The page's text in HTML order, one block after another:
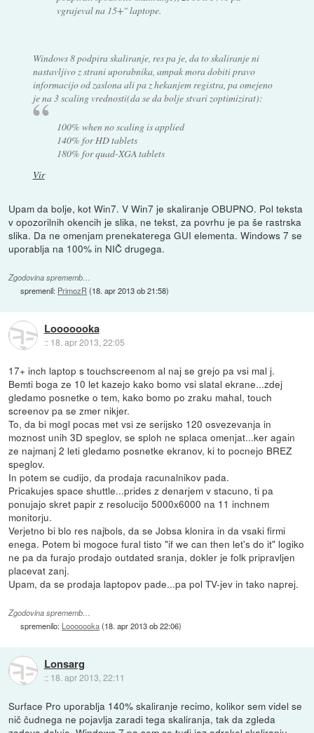
vgrajeval na 15+" laptope.
Windows 8 podpira skaliranje, res pa je, da to skaliranje ni
nastavljivo z strani uporabnika, ampak mora dobiti pravo
informacijo od zaslona ali pa z hekanjem registra, pa omejeno
je na 3 scaling vrednosti(da se da bolje stvari zoptimizirat):
100% when no scaling is applied
140% for HD tablets
180% for quad-XGA tablets
Vir
Upam da bolje, kot Win7. V Win7 je skaliranje OBUPNO. Pol teksta
v opozorilnih okencih je slika, ne tekst, za povrhu je pa še rastrska
slika. Da ne omenjam prenekaterega GUI elementa. Windows 7 se
uporablja na 100% in NIČ drugega.
Zgodovina sprememb…
spremenil: PrimozR (18. apr 2013 ob 21:58)
Looooooka
:: 18. apr 2013, 22:05
17+ inch laptop s touchscreenom al naj se grejo pa vsi mal j.
Bemti boga ze 10 let kazejo kako bomo vsi slatal ekrane...zdej
gledamo posnetke o tem, kako bomo po zraku mahal, touch
screenov pa se zmer nikjer.
To, da bi mogl pocas met vsi ze serijsko 120 osvezevanja in
moznost unih 3D speglov, se sploh ne splaca omenjat...ker again
ze najmanj 2 leti gledamo posnetke ekranov, ki to pocnejo BREZ
speglov.
In potem se cudijo, da prodaja racunalnikov pada.
Pricakujes space shuttle...prides z denarjem v stacuno, ti pa
ponujajo skret papir z resolucijo 5000x6000 na 11 inchnem
monitorju.
Verjetno bi blo res najbols, da se Jobsa klonira in da vsaki firmi
enega. Potem bi mogoce fural tisto "if we can then let's do it" logiko
ne pa da furajo prodajo outdated sranja, dokler je folk pripravljen
placevat zanj.
Upam, da se prodaja laptopov pade...pa pol TV-jev in tako naprej.
Zgodovina sprememb…
spremenilo: Looooooka(18. apr 2013 ob 22:06)
Lonsarg
:: 18. apr 2013, 22:11
Surface Pro uporablja 140% skaliranje recimo, kolikor sem videl se
nič čudnega ne pojavlja zaradi tega skaliranja, tak da zgleda